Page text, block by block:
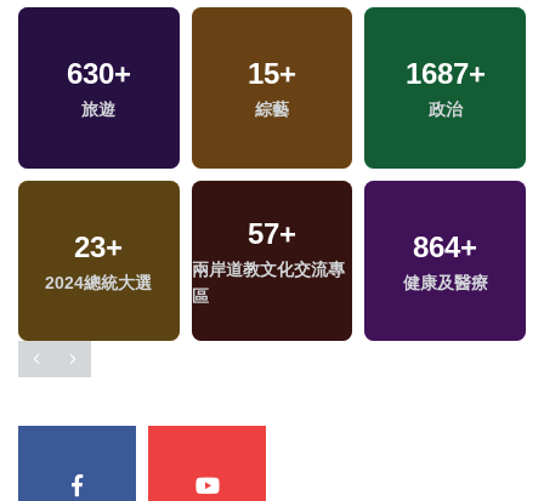
630+
旅遊
15+
綜藝
1687+
政治
23+
2024總統大選
57+
兩岸道教文化交流專
區
864+
健康及醫療
2508+
生活
102+
影視
532+
熱門
7+
兩岸佛教文化交流專
3+
福建林公信俗文化專
區
2077+
社會